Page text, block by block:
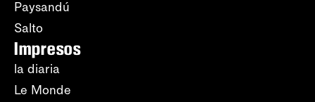
Paysandú
Salto
Impresos
la diaria
Le Monde